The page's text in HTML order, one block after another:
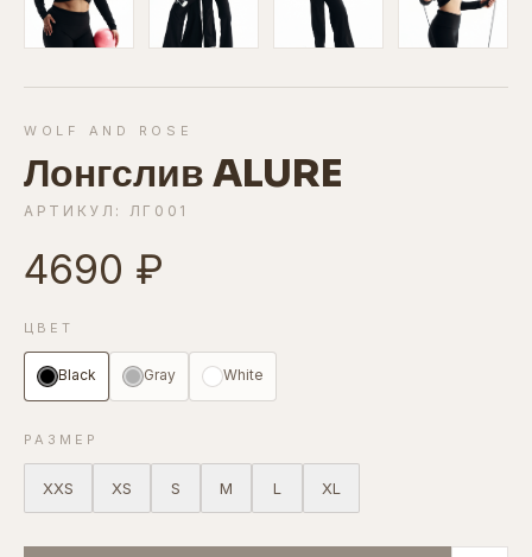
WOLF AND ROSE
Лонгслив ALURE
АРТИКУЛ: ЛГ001
4690 ₽
ЦВЕТ
Black Gray White
РАЗМЕР
XXS XS S M L XL